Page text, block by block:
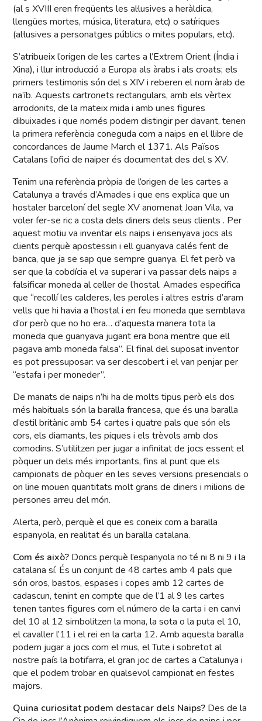
(al s XVIII eren freqüents les al·lusives a heràldica,
llengües mortes, música, literatura, etc) o satíriques
(al·lusives a personatges públics o mites populars, etc).
S’atribueix l’origen de les cartes a l’Extrem Orient (Índia i
Xina), i llur introducció a Europa als àrabs i als croats; els
primers testimonis són del s XIV i reberen el nom àrab de
na’īb. Aquests cartronets rectangulars, amb els vèrtex
arrodonits, de la mateix mida i amb unes figures
dibuixades i que només podem distingir per davant, tenen
la primera referència coneguda com a naips en el llibre de
concordances de Jaume March el 1371. Als Països
Catalans l’ofici de naiper és documentat des del s XV.
Tenim una referència pròpia de l’origen de les cartes a
Catalunya a través d’Amades i que ens explica que un
hostaler barceloní del segle XV anomenat Joan Vila, va
voler fer-se ric a costa dels diners dels seus clients . Per
aquest motiu va inventar els naips i ensenyava jocs als
clients perquè apostessin i ell guanyava calés fent de
banca, que ja se sap que sempre guanya. El fet però va
ser que la cobdícia el va superar i va passar dels naips a
falsificar moneda al celler de l’hostal. Amades especifica
que “recollí les calderes, les peroles i altres estris d’aram
vells que hi havia a l’hostal i en feu moneda que semblava
d’or però que no ho era… d’aquesta manera tota la
moneda que guanyava jugant era bona mentre que ell
pagava amb moneda falsa”. El final del suposat inventor
es pot pressuposar: va ser descobert i el van penjar per
“estafa i per moneder”.
De manats de naips n’hi ha de molts tipus però els dos
més habituals són la baralla francesa, que és una baralla
d’estil britànic amb 54 cartes i quatre pals que són els
cors, els diamants, les piques i els trèvols amb dos
comodins. S’utilitzen per jugar a infinitat de jocs essent el
pòquer un dels més importants, fins al punt que els
campionats de pòquer en les seves versions presencials o
on line mouen quantitats molt grans de diners i milions de
persones arreu del món.
Alerta, però, perquè el que es coneix com a baralla
espanyola, en realitat és un baralla catalana.
Com és això? Doncs perquè l’espanyola no té ni 8 ni 9 i la
catalana sí. És un conjunt de 48 cartes amb 4 pals que
són oros, bastos, espases i copes amb 12 cartes de
cadascun, tenint en compte que de l’1 al 9 les cartes
tenen tantes figures com el número de la carta i en canvi
del 10 al 12 simbolitzen la mona, la sota o la puta el 10,
el cavaller l’11 i el rei en la carta 12. Amb aquesta baralla
podem jugar a jocs com el mus, el Tute i sobretot al
nostre país la botifarra, el gran joc de cartes a Catalunya i
que el podem trobar en qualsevol campionat en festes
majors.
Quina curiositat podem destacar dels Naips? Des de la